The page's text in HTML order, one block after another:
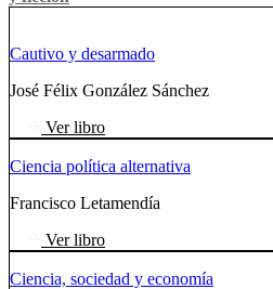
Cautivo y desarmado
José Félix González Sánchez
Ver libro
Ciencia política alternativa
Francisco Letamendía
Ver libro
Ciencia, sociedad y economía